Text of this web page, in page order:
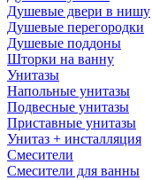
Душевые двери в нишу
Душевые перегородки
Душевые поддоны
Шторки на ванну
Унитазы
Напольные унитазы
Подвесные унитазы
Приставные унитазы
Унитаз + инсталляция
Смесители
Смесители для ванны